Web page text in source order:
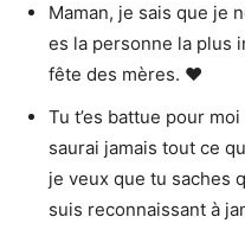
Maman, je sais que je
es la personne la plus
fête des mères. ❤️
Tu t’es battue pour
saurai jamais tout ce
je veux que tu saches
suis reconnaissant à